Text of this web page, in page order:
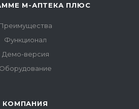
М-АПТЕКА ПЛЮС
Функционал
Демо-версия
Оборудование
КОМПАНИЯ